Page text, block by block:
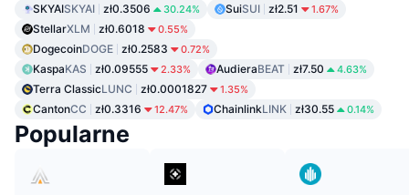
SKYAISKYAI zł0.3506 30.24% SuiSUI zł2.51 1.67%
StellarXLM zł0.6018 0.55%
DogecoinDOGE zł0.2583 0.72%
KaspaKAS zł0.09555 2.33% AudieraBEAT zł7.50 4.63%
Terra ClassicLUNC zł0.0001827 1.35%
CantonCC zł0.3316 12.47% ChainlinkLINK zł30.55 0.14%
Popularne